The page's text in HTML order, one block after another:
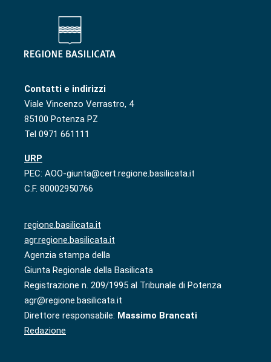
Contatti e indirizzi
Viale Vincenzo Verrastro, 4
85100 Potenza PZ
Tel 0971 661111
URP
PEC: AOO-giunta@cert.regione.basilicata.it
C.F. 80002950766
regione.basilicata.it
agr.regione.basilicata.it
Agenzia stampa della
Giunta Regionale della Basilicata
Registrazione n. 209/1995 al Tribunale di Potenza
agr@regione.basilicata.it
Direttore responsabile: Massimo Brancati
Redazione